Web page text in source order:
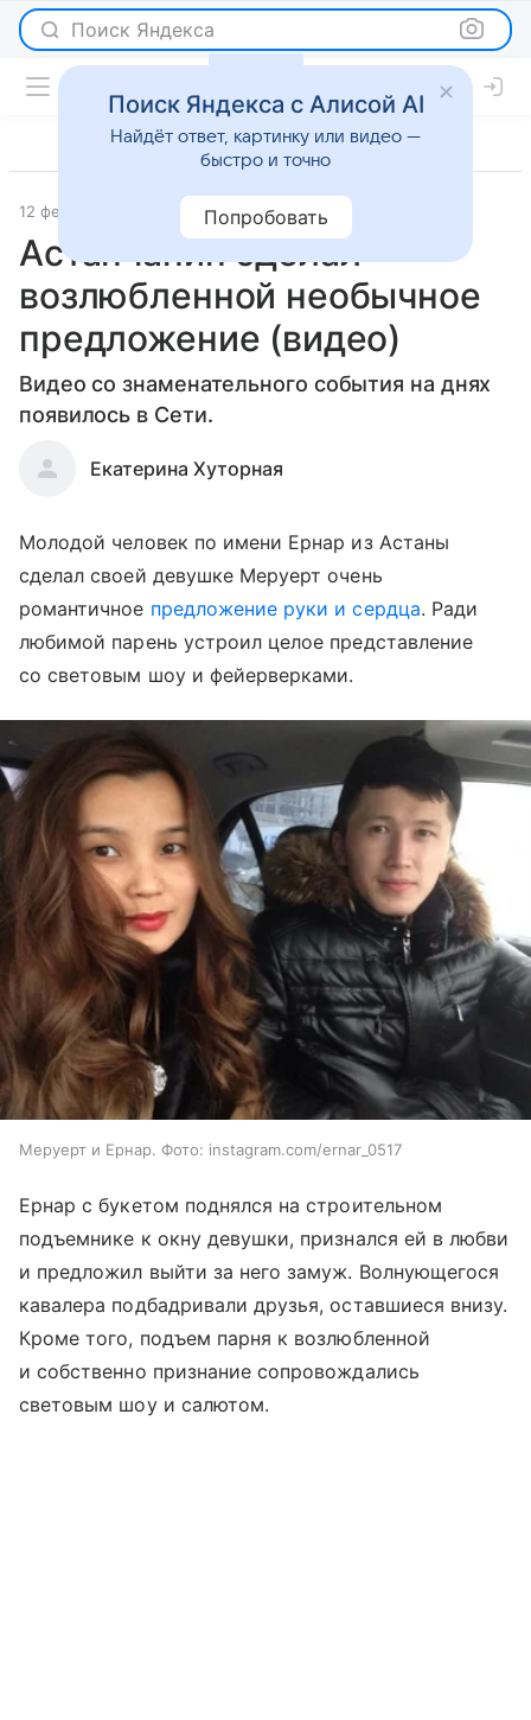
Поиск Яндекса
12 февраля 2016 Новости
Астанчанин сделал
возлюбленной необычное
предложение (видео)
Видео со знаменательного события на днях
появилось в Сети.
Екатерина Хуторная
Молодой человек по имени Ернар из Астаны
сделал своей девушке Меруерт очень
романтичное предложение руки и сердца. Ради
любимой парень устроил целое представление
со световым шоу и фейерверками.
Меруерт и Ернар. Фото: instagram.com/ernar_0517
Ернар с букетом поднялся на строительном
подъемнике к окну девушки, признался ей в любви
и предложил выйти за него замуж. Волнующегося
кавалера подбадривали друзья, оставшиеся внизу.
Кроме того, подъем парня к возлюбленной
и собственно признание сопровождались
световым шоу и салютом.
Поиск Яндекса с Алисой AI
Найдёт ответ, картинку или видео —
быстро и точно
Попробовать